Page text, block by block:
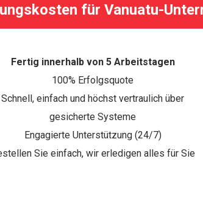
für Vanuatu-
Fertig innerhalb von 5 Arbeitstagen
100% Erfolgsquote
Schnell, einfach und höchst vertraulich über
gesicherte Systeme
Engagierte Unterstützung (24/7)
Sie einfach, wir erledigen alles für Sie